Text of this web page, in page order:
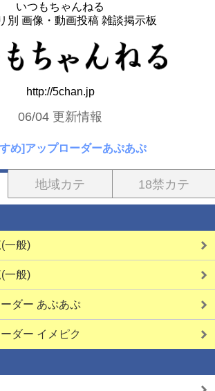
いつもちゃんねる
別 画像・動画投稿 雑談掲示板
http://5chan.jp
06/04 更新情報
め]アップローダーあぷあぷ
地域カテ 18禁カテ
一般)
一般)
ダー あぷあぷ
ダー イメピク